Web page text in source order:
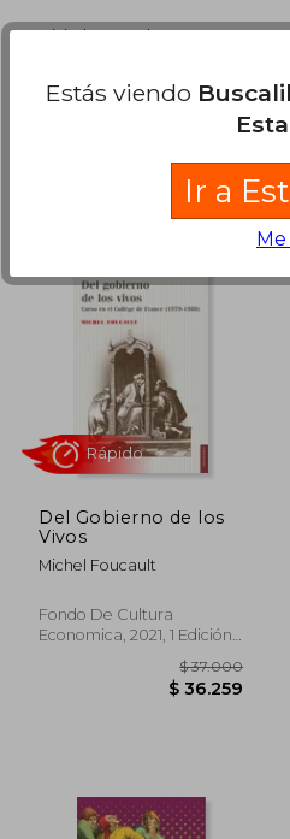
$ 20.000
Michel Foucault
Interzona, 2014, Tapa
Blanda, Nuevo
Del Gobierno de los
Vivos
Michel Foucault
Fondo De Cultura
Economica, 2021, 1 Edición,
Estás viendo
Ir a